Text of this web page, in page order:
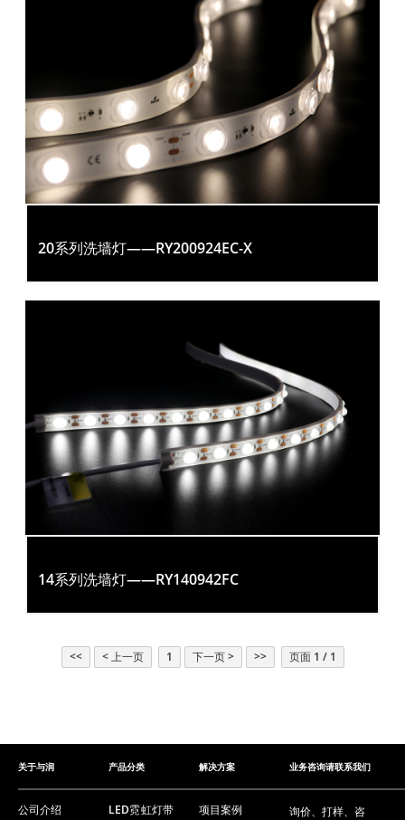
20系列洗墙灯——RY200924EC-X
14系列洗墙灯——RY140942FC
<< < 上一页 1 下一页 > >> 页面 1 / 1
关于与润
公司介绍
产品分类
LED霓虹灯带
解决方案
项目案例
业务咨询请联系我们
询价、打样、咨